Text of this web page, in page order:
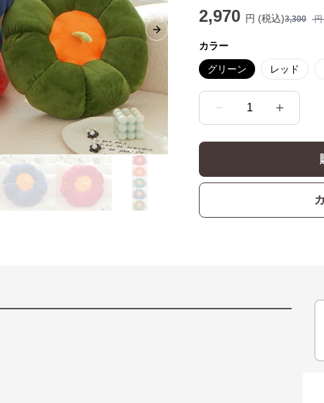
Next slide
2,970 円 (税込)3,300 円
カラー
グリーン レッド
1